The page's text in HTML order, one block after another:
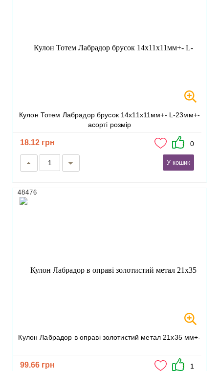
Кулон Тотем Лабрадор брусок 14х11х11мм+- L-23мм+-
асорті розмір
18.12 грн 0
У кошик
Кулон Лабрадор в оправі золотистий метал 21х35 мм+-
48476
99.66 грн 1